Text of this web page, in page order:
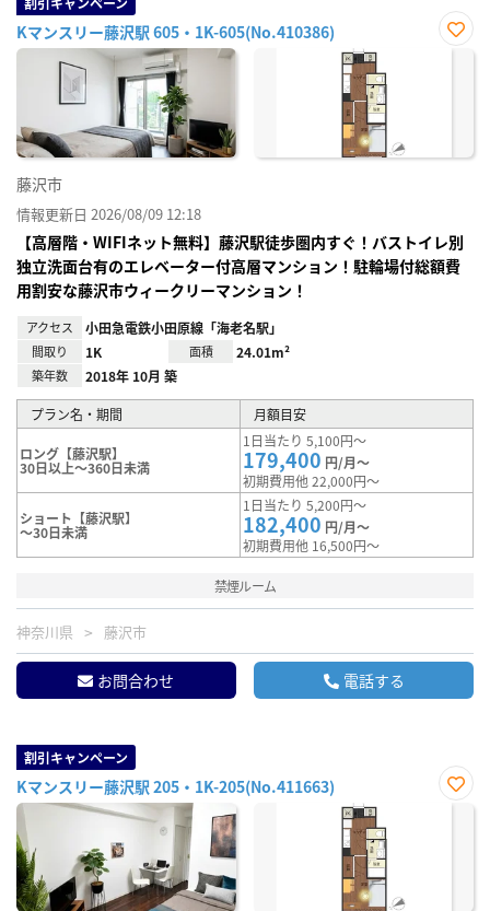
Kマンスリー藤沢駅 605・1K-605(No.410386)
お気
藤沢市
情報更新日 2026/08/09 12:18
【高層階・WIFIネット無料】藤沢駅徒歩圏内すぐ！バストイレ別
独立洗面台有のエレベーター付高層マンション！駐輪場付総額費
用割安な藤沢市ウィークリーマンション！
アクセス 小田急電鉄小田原線「海老名駅」
間取り 1K 面積 24.01m²
築年数 2018年 10月 築
プラン名・期間 月額目安
ロング【藤沢駅】
30日以上～360日未満
1日当たり 5,100円～
179,400 円/月～
初期費用他 22,000円～
ショート【藤沢駅】
～30日未満
1日当たり 5,200円～
182,400 円/月～
初期費用他 16,500円～
禁煙ルーム
神奈川県 藤沢市
お問合わせ 電話する
割引キャンペーン
Kマンスリー藤沢駅 205・1K-205(No.411663)
お気